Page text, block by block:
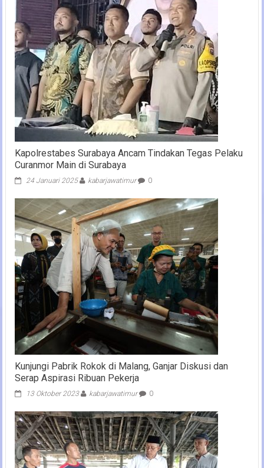
Kapolrestabes Surabaya Ancam Tindakan Tegas Pelaku
Curanmor Main di Surabaya
24 Januari 2025 kabarjawatimur 0
Kunjungi Pabrik Rokok di Malang, Ganjar Diskusi dan
Serap Aspirasi Ribuan Pekerja
13 Oktober 2023 kabarjawatimur 0